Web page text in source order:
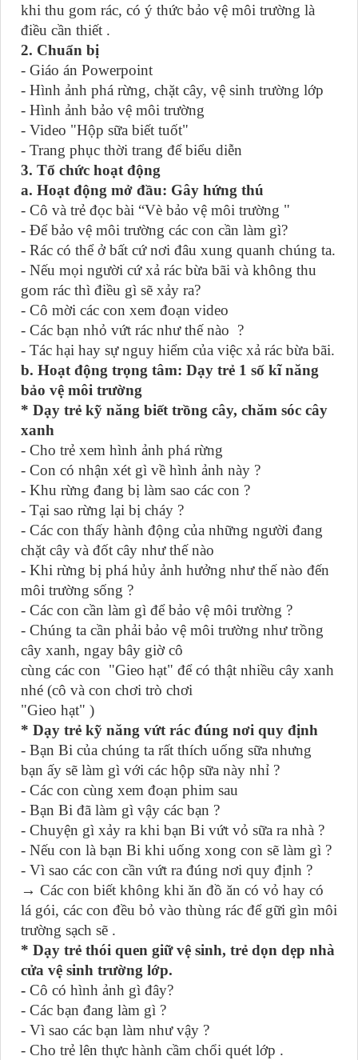
khi thu gom rác, có ý thức bảo vệ môi trường là
điều cần thiết .
2. Chuẩn bị
- Giáo án Powerpoint
- Hình ảnh phá rừng, chặt cây, vệ sinh trường lớp
- Hình ảnh bảo vệ môi trường
- Video "Hộp sữa biết tuốt"
- Trang phục thời trang để biểu diễn
3. Tổ chức hoạt động
a. Hoạt động mở đầu: Gây hứng thú
- Cô và trẻ đọc bài “Vè bảo vệ môi trường "
- Để bảo vệ môi trường các con cần làm gì?
- Rác có thể ở bất cứ nơi đâu xung quanh chúng ta.
- Nếu mọi người cứ xả rác bừa bãi và không thu
gom rác thì điều gì sẽ xảy ra?
- Cô mời các con xem đoạn video
- Các bạn nhỏ vứt rác như thế nào ?
- Tác hại hay sự nguy hiểm của việc xả rác bừa bãi.
b. Hoạt động trọng tâm: Dạy trẻ 1 số kĩ năng
bảo vệ môi trường
* Dạy trẻ kỹ năng biết trồng cây, chăm sóc cây
xanh
- Cho trẻ xem hình ảnh phá rừng
- Con có nhận xét gì về hình ảnh này ?
- Khu rừng đang bị làm sao các con ?
- Tại sao rừng lại bị cháy ?
- Các con thấy hành động của những người đang
chặt cây và đốt cây như thế nào
- Khi rừng bị phá hủy ảnh hưởng như thế nào đến
môi trường sống ?
- Các con cần làm gì để bảo vệ môi trường ?
- Chúng ta cần phải bảo vệ môi trường như trồng
cây xanh, ngay bây giờ cô
cùng các con "Gieo hạt" để có thật nhiều cây xanh
nhé (cô và con chơi trò chơi
"Gieo hạt" )
* Dạy trẻ kỹ năng vứt rác đúng nơi quy định
- Bạn Bi của chúng ta rất thích uống sữa nhưng
bạn ấy sẽ làm gì với các hộp sữa này nhỉ ?
- Các con cùng xem đoạn phim sau
- Bạn Bi đã làm gì vậy các bạn ?
- Chuyện gì xảy ra khi bạn Bi vứt vỏ sữa ra nhà ?
- Nếu con là bạn Bi khi uống xong con sẽ làm gì ?
- Vì sao các con cần vứt ra đúng nơi quy định ?
→ Các con biết không khi ăn đồ ăn có vỏ hay có
lá gói, các con đều bỏ vào thùng rác để gữi gìn môi
trường sạch sẽ .
* Dạy trẻ thói quen giữ vệ sinh, trẻ dọn dẹp nhà
cửa vệ sinh trường lớp.
- Cô có hình ảnh gì đây?
- Các bạn đang làm gì ?
- Vì sao các bạn làm như vậy ?
- Cho trẻ lên thực hành cầm chổi quét lớp .